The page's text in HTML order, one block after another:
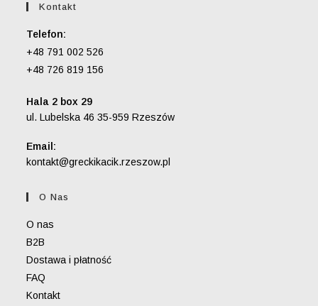
Kontakt
Telefon:
+48 791 002 526
+48 726 819 156
Hala 2 box 29
ul. Lubelska 46 35-959 Rzeszów
Email:
kontakt@greckikacik.rzeszow.pl
O Nas
O nas
B2B
Dostawa i płatność
FAQ
Kontakt